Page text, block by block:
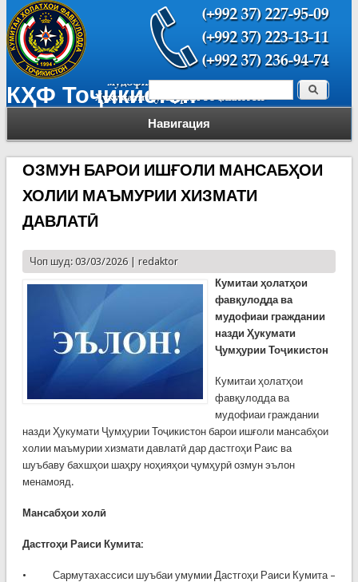
КҲФ Тоҷикистон
Навигация
Форма поиска Поиск
ОЗМУН БАРОИ ИШҒОЛИ МАНСАБҲОИ
ХОЛИИ МАЪМУРИИ ХИЗМАТИ
ДАВЛАТӢ
Чоп шуд: 03/03/2026 | redaktor
Кумитаи ҳолатҳои
фавқулодда ва
мудофиаи граждании
назди Ҳукумати
Ҷумҳурии Тоҷикистон
Кумитаи ҳолатҳои
фавқулодда ва
мудофиаи граждании
назди Ҳукумати Ҷумҳурии Тоҷикистон барои ишғоли мансабҳои
холии маъмурии хизмати давлатӣ дар дастгоҳи Раис ва
шуъбаву бахшҳои шаҳру ноҳияҳои ҷумҳурӣ озмун эълон
менамояд.
Мансабҳои холӣ
Дастгоҳи Раиси Кумита:
• Сармутахассиси шуъбаи умумии Дастгоҳи Раиси Кумита –